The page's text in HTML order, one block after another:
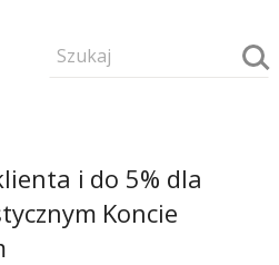
i do 5% dla
Koncie